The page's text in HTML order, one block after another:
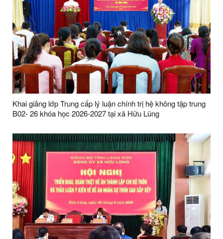
Khai giảng lớp Trung cấp lý luận chính trị hệ không tập trung
B02- 26 khóa học 2026-2027 tại xã Hữu Lũng